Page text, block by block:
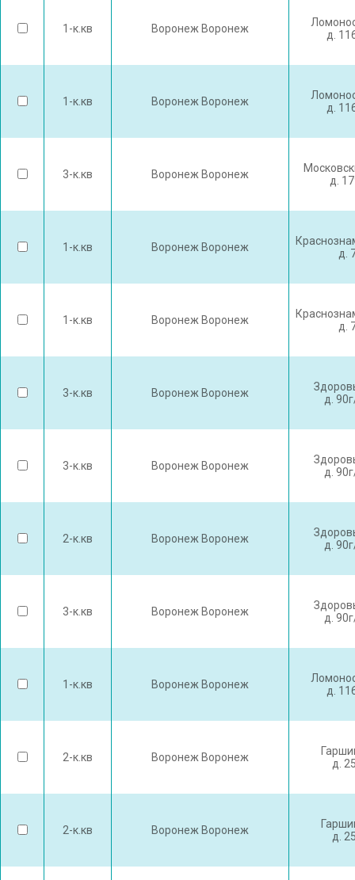
1-к.кв Воронеж Воронеж
д.
1-к.кв Воронеж Воронеж
д.
3-к.кв Воронеж Воронеж
д.
1-к.кв Воронеж Воронеж
д.
1-к.кв Воронеж Воронеж
д.
3-к.кв Воронеж Воронеж
д.
3-к.кв Воронеж Воронеж
д.
2-к.кв Воронеж Воронеж
д.
3-к.кв Воронеж Воронеж
д.
1-к.кв Воронеж Воронеж
д.
2-к.кв Воронеж Воронеж
д.
2-к.кв Воронеж Воронеж
д.